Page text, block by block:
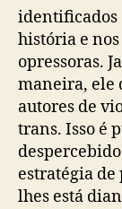
identificados
história e
opressoras.
maneira, ele
autores de
trans. Isso é
estratégia de
lhes está